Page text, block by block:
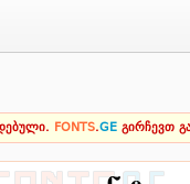
FONTS.GE გირჩევთ